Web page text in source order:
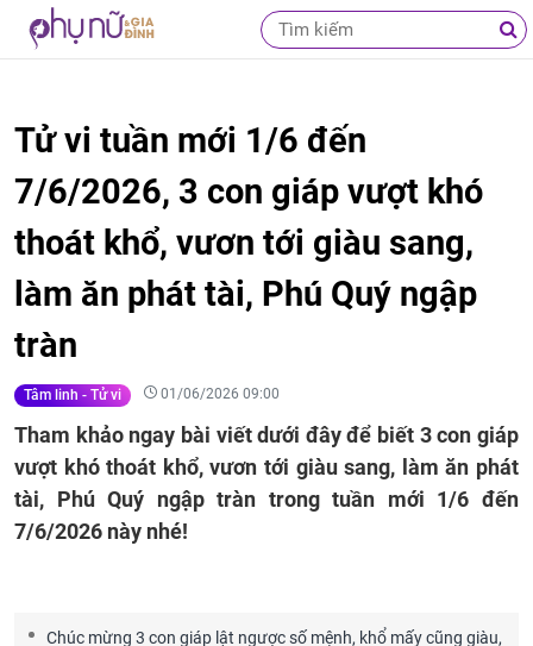
Tử vi tuần mới 1/6 đến
7/6/2026, 3 con giáp vượt khó
thoát khổ, vươn tới giàu sang,
làm ăn phát tài, Phú Quý ngập
tràn
Tâm linh - Tử vi 01/06/2026 09:00
Tham khảo ngay bài viết dưới đây để biết 3 con giáp
vượt khó thoát khổ, vươn tới giàu sang, làm ăn phát
tài, Phú Quý ngập tràn trong tuần mới 1/6 đến
7/6/2026 này nhé!
Chúc mừng 3 con giáp lật ngược số mệnh, khổ mấy cũng giàu,